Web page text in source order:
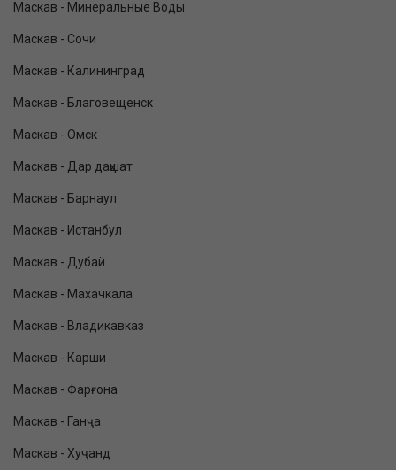
Маскав - Минеральные Воды
Маскав - Сочи
Маскав - Калининград
Маскав - Благовещенск
Маскав - Омск
Маскав - Дар даҳшат
Маскав - Барнаул
Маскав - Истанбул
Маскав - Дубай
Маскав - Махачкала
Маскав - Владикавказ
Маскав - Карши
Маскав - Фарғона
Маскав - Ганҷа
Маскав - Хуҷанд